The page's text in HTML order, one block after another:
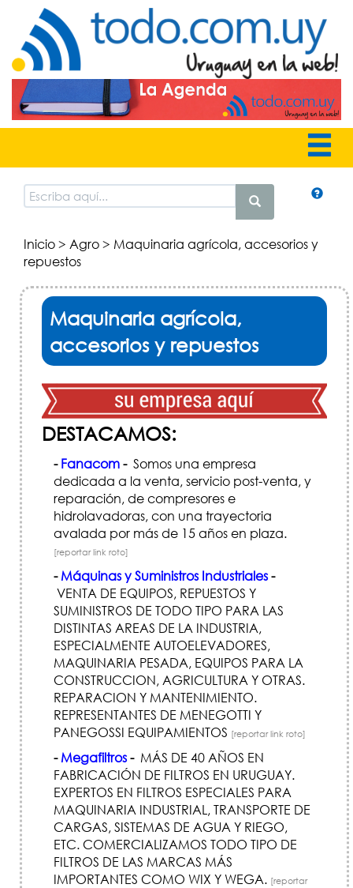
Inicio> Agro> Maquinaria agrícola, accesorios y
repuestos
Maquinaria agrícola,
accesorios y repuestos
DESTACAMOS:
- Fanacom-Somos una empresa
dedicada a la venta, servicio post-venta, y
reparación, de compresores e
hidrolavadoras, con una trayectoria
avalada por más de 15 años en plaza.
[reportar link roto]
- Máquinas y Suministros Industriales-
VENTA DE EQUIPOS, REPUESTOS Y
SUMINISTROS DE TODO TIPO PARA LAS
DISTINTAS AREAS DE LA INDUSTRIA,
ESPECIALMENTE AUTOELEVADORES,
MAQUINARIA PESADA, EQUIPOS PARA LA
CONSTRUCCION, AGRICULTURA Y OTRAS.
REPARACION Y MANTENIMIENTO.
REPRESENTANTES DE MENEGOTTI Y
PANEGOSSI EQUIPAMIENTOS [reportar link roto]
- Megafiltros-MÁS DE 40 AÑOS EN
FABRICACIÓN DE FILTROS EN URUGUAY.
EXPERTOS EN FILTROS ESPECIALES PARA
MAQUINARIA INDUSTRIAL, TRANSPORTE DE
CARGAS, SISTEMAS DE AGUA Y RIEGO,
ETC. COMERCIALIZAMOS TODO TIPO DE
FILTROS DE LAS MARCAS MÁS
IMPORTANTES COMO WIX Y WEGA. [reportar